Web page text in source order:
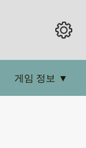
게임 정보 ▼